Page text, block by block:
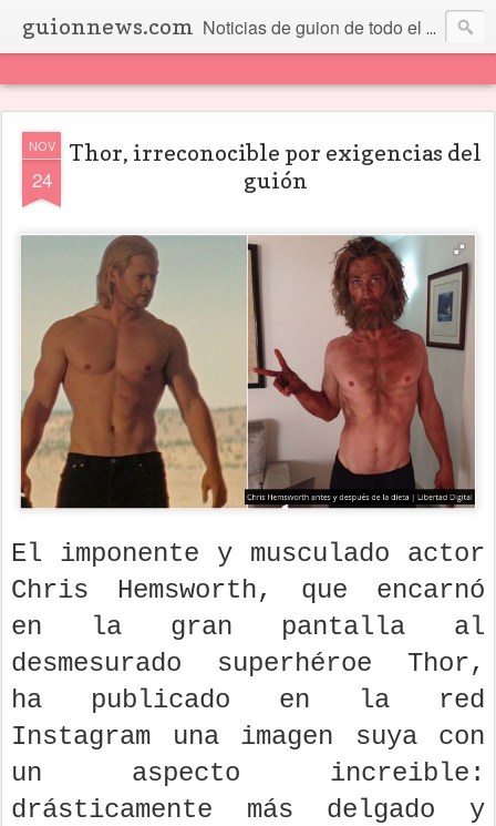
guionnews.com Noticias de guion de todo el mundo... Y más.
NOV
24
Thor, irreconocible por exigencias del
guión
El imponente y musculado actor
Chris Hemsworth, que encarnó
en la gran pantalla al
desmesurado superhéroe Thor,
ha publicado en la red
Instagram una imagen suya con
un aspecto increible:
drásticamente más delgado y